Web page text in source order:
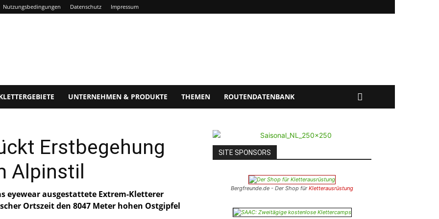
Nutzungsbedingungen Datenschutz Impressum
UNTERNEHMEN & PRODUKTE THEMEN ROUTENDATENBANK
Erstbegehung
Alpinstil
eyewear ausgestattete Extrem-Kletterer
Ortszeit den 8047 Meter hohen Ostgipfel
SITE SPONSORS
Bergfreunde.de - Der Shop fürKletterausrüstung